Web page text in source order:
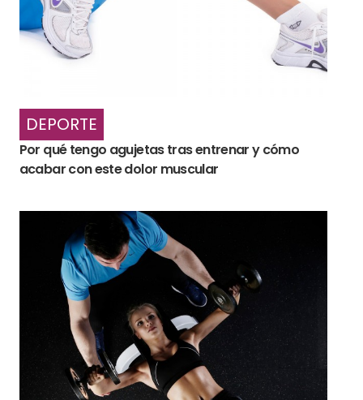
DEPORTE
Por qué tengo agujetas tras entrenar y cómo
acabar con este dolor muscular